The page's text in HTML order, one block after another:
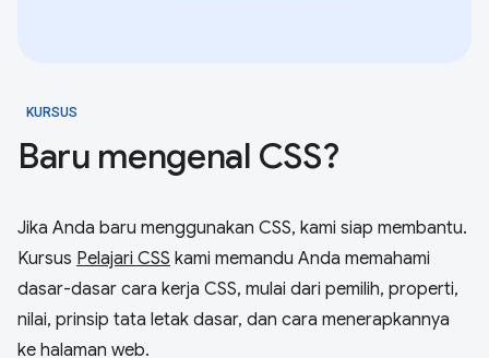
KURSUS
Baru mengenal CSS?
Jika Anda baru menggunakan CSS, kami siap membantu.
Kursus Pelajari CSS kami memandu Anda memahami
dasar-dasar cara kerja CSS, mulai dari pemilih, properti,
nilai, prinsip tata letak dasar, dan cara menerapkannya
ke halaman web.